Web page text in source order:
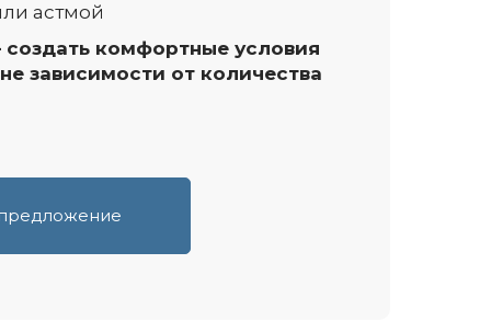
астмой
комфортные условия
зависимости от количества